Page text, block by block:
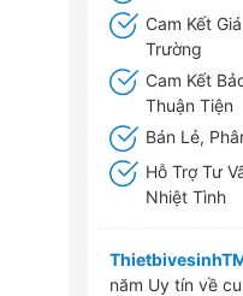
Cam Kết
Trường
Cam Kết
Thuận Tiện
Bán Lẻ,
Hỗ Trợ Tư
Nhiệt Tình
năm Uy tín về